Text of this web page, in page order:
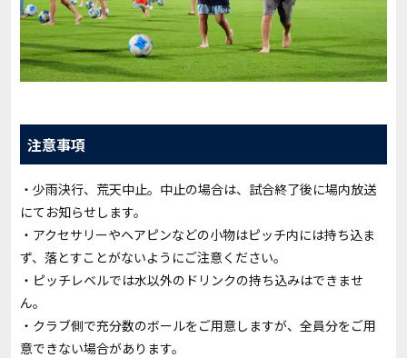
注意事項
・少雨決行、荒天中止。中止の場合は、試合終了後に場内放送
にてお知らせします。
・アクセサリーやヘアピンなどの小物はピッチ内には持ち込ま
ず、落とすことがないようにご注意ください。
・ピッチレベルでは水以外のドリンクの持ち込みはできませ
ん。
・クラブ側で充分数のボールをご用意しますが、全員分をご用
意できない場合があります。